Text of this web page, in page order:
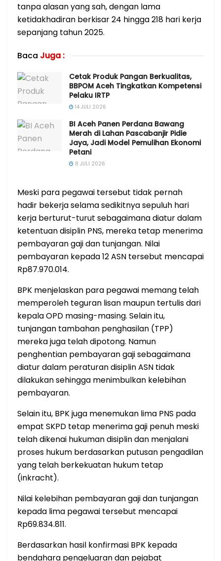
tanpa alasan yang sah, dengan lama
ketidakhadiran berkisar 24 hingga 218 hari kerja
sepanjang tahun 2025.
Baca Juga :
Cetak Produk Pangan Berkualitas,
BBPOM Aceh Tingkatkan Kompetensi
Pelaku IRTP
14 JULI 2026
BI Aceh Panen Perdana Bawang
Merah di Lahan Pascabanjir Pidie
Jaya, Jadi Model Pemulihan Ekonomi
Petani
8 JULI 2026
Meski para pegawai tersebut tidak pernah
hadir bekerja selama sedikitnya sepuluh hari
kerja berturut-turut sebagaimana diatur dalam
ketentuan disiplin PNS, mereka tetap menerima
pembayaran gaji dan tunjangan. Nilai
pembayaran kepada 12 ASN tersebut mencapai
Rp87.970.014.
BPK menjelaskan para pegawai memang telah
memperoleh teguran lisan maupun tertulis dari
kepala OPD masing-masing. Selain itu,
tunjangan tambahan penghasilan (TPP)
mereka juga telah dipotong. Namun
penghentian pembayaran gaji sebagaimana
diatur dalam peraturan disiplin ASN tidak
dilakukan sehingga menimbulkan kelebihan
pembayaran.
Selain itu, BPK juga menemukan lima PNS pada
empat SKPD tetap menerima gaji penuh meski
telah dikenai hukuman disiplin dan menjalani
proses hukum berdasarkan putusan pengadilan
yang telah berkekuatan hukum tetap
(inkracht).
Nilai kelebihan pembayaran gaji dan tunjangan
kepada lima pegawai tersebut mencapai
Rp69.834.811.
Berdasarkan hasil konfirmasi BPK kepada
bendahara pengeluaran dan pejabat